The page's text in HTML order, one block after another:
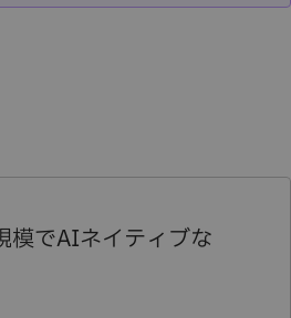
模でAIネイティブな